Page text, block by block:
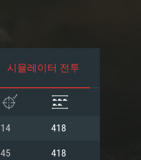
시뮬레이터 전투
14 418
45 418